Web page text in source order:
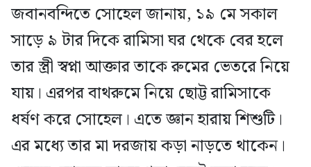
জবানবন্দিতে সোহেল জানায়, ১৯ মে সকাল
সাড়ে ৯ টার দিকে রামিসা ঘর থেকে বের হলে
তার স্ত্রী স্বপ্না আক্তার তাকে রুমের ভেতরে নিয়ে
যায়। এরপর বাথরুমে নিয়ে ছোট্ট রামিসাকে
ধর্ষণ করে সোহেল। এতে জ্ঞান হারায় শিশুটি।
এর মধ্যে তার মা দরজায় কড়া নাড়তে থাকেন।